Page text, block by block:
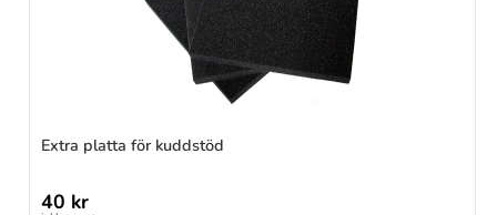
Extra platta för kuddstöd
40 kr